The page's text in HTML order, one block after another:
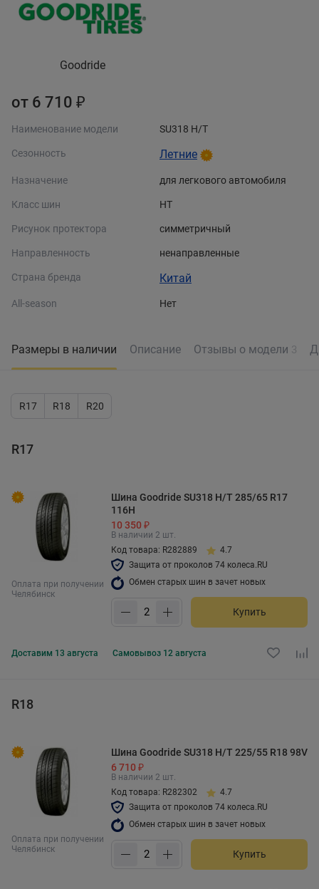
Goodride
от 6 710 ₽
Наименование модели SU318 H/T
Сезонность Летние
Назначение для легкового автомобиля
Класс шин HT
Рисунок протектора симметричный
Направленность ненаправленные
Страна бренда Китай
All-season Нет
Размеры в наличии Описание Отзывы о модели 3
R17 R18 R20
R17
Оплата при получении
Челябинск
Шина Goodride SU318 H/T 285/65 R17
116H
10 350 ₽
В наличии 2 шт.
Код товара: R282889
4.7
Защита от проколов 74 колеса.RU
Обмен старых шин в зачет новых
Купить
Доставим 13 августа Самовывоз 12 августа
R18
Оплата при получении
Челябинск
Шина Goodride SU318 H/T 225/55 R18 98V
6 710 ₽
В наличии 2 шт.
Код товара: R282302
4.7
Защита от проколов 74 колеса.RU
Обмен старых шин в зачет новых
Купить